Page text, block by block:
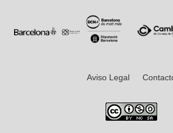
Aviso Legal